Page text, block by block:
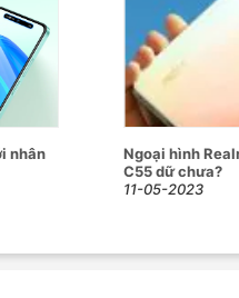
nhân
Ngoại hình
C55 dữ chưa?
11-05-2023